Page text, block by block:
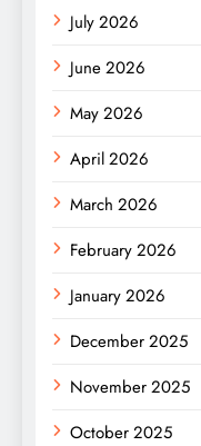
July 2026
June 2026
May 2026
April 2026
March 2026
February 2026
January 2026
December 2025
November 2025
October 2025